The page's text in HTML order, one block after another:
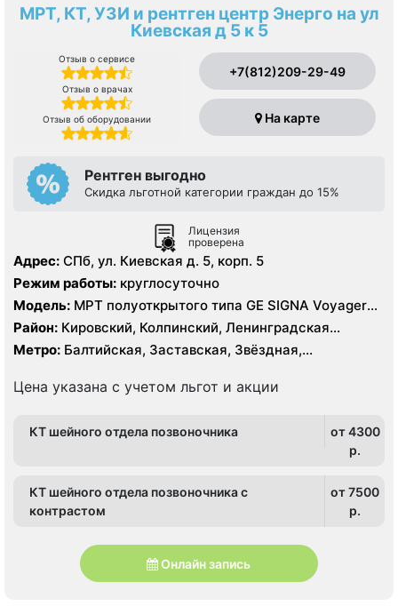
МРТ, КТ, УЗИ и рентген центр Энерго на ул
Киевская д 5 к 5
Отзыв о сервисе
Отзыв о врачах
Отзыв об оборудовании
+7(812)209-29-49
На карте
Рентген выгодно
Скидка льготной категории граждан до 15%
Лицензия
проверена
Адрес: СПб, ул. Киевская д. 5, корп. 5
Режим работы: круглосуточно
Модель: МРТ полуоткрытого типа GE SIGNA Voyager
1.5 Тесла, КТ GE Revolution EVO 128 срезов, УЗИ GE
Logiq E9, рентген
Район: Кировский, Колпинский, Ленинградская
область, Московский, Невский, Пушкинский,
Фрунзенский, Центральный
Метро: Балтийская, Заставская, Звёздная,
Парк Победы, Технологический институт,
Фрунзенская, Шушары, Электросила
Цена указана с учетом льгот и акции
КТ шейного отдела позвоночника
от 4300
p.
КТ шейного отдела позвоночника с
контрастом
от 7500
p.
Онлайн запись